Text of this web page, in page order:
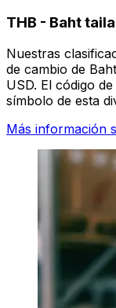
THB - Baht
Nuestras
de cambio de
USD. El código
símbolo de esta
Más información